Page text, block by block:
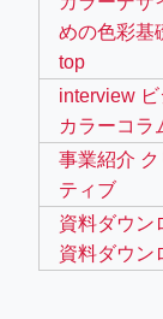
めの色彩基
top
interview ビ
カラーコラ
事業紹介 ク
ティブ
資料ダウン
資料ダウン